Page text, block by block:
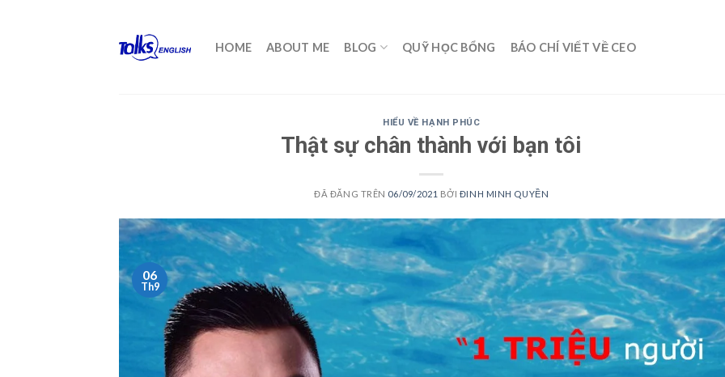
HOME ABOUT ME BLOG QUỸ HỌC BỔNG BÁO CHÍ VIẾT VỀ CEO
HIỂU VỀ HẠNH PHÚC
Thật sự chân thành với bạn tôi
ĐÃ ĐĂNG TRÊN 06/09/2021 BỞI ĐINH MINH QUYỀN
06
Th9